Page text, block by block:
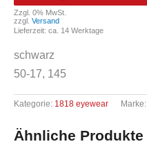
Zzgl. 0% MwSt.
zzgl. Versand
Lieferzeit: ca. 14 Werktage
schwarz
50-17, 145
Kategorie: 1818 eyewear Marke:
Ähnliche Produkte